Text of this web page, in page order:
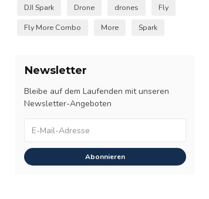
DJI Spark Drone drones
Fly
Fly More Combo
More Spark
Newsletter
Bleibe auf dem Laufenden mit unseren
Newsletter-Angeboten
Abonnieren